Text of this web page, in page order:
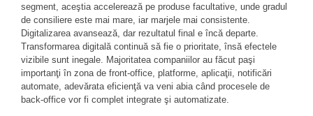
segment, aceştia accelerează pe produse facultative, unde gradul
de consiliere este mai mare, iar marjele mai consistente.
Digitalizarea avansează, dar rezultatul final e încă departe.
Transformarea digitală continuă să fie o prioritate, însă efectele
vizibile sunt inegale. Majoritatea companiilor au făcut paşi
importanţi în zona de front-office, platforme, aplicaţii, notificări
automate, adevărata eficienţă va veni abia când procesele de
back-office vor fi complet integrate şi automatizate.